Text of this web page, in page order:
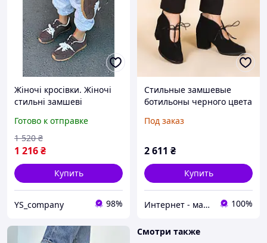
Жіночі кросівки. Жіночі
стильні замшеві
кросівки коричневого
кольору осінь\весна.
Готово к отправке
1 216₴
1 520 ₴
Купить
YS_company 98%
Стильные замшевые
ботильоны черного цвета
от 36 до 41
Под заказ
2 611 ₴
Купить
Интернет - магазин "MariModa" 100%
Смотри также